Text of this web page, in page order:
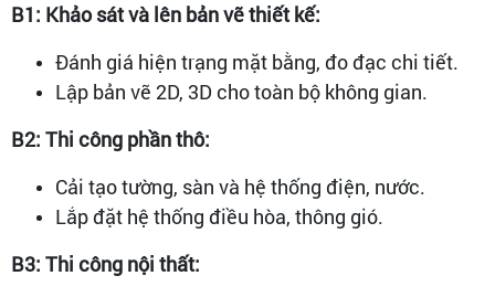
B1: Khảo sát và lên bản vẽ thiết kế:
Đánh giá hiện trạng mặt bằng, đo đạc chi tiết.
Lập bản vẽ 2D, 3D cho toàn bộ không gian.
B2: Thi công phần thô:
Cải tạo tường, sàn và hệ thống điện, nước.
Lắp đặt hệ thống điều hòa, thông gió.
B3: Thi công nội thất: